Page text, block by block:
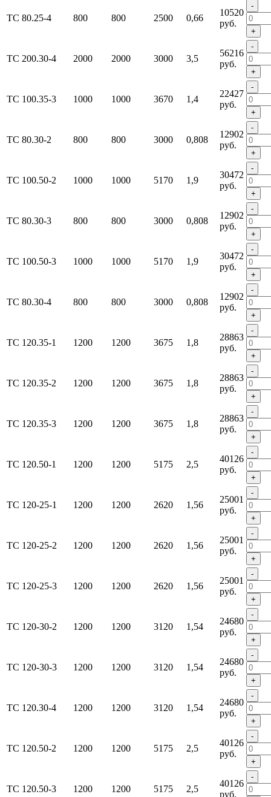
ТС 80.25-4 800 800 2500 0,66
10520
руб.
-
+
ТС 200.30-4 2000 2000 3000 3,5
56216
руб.
-
+
ТС 100.35-3 1000 1000 3670 1,4
22427
руб.
-
+
ТС 80.30-2 800 800 3000 0,808
12902
руб.
-
+
ТС 100.50-2 1000 1000 5170 1,9
30472
руб.
-
+
ТС 80.30-3 800 800 3000 0,808
12902
руб.
-
+
ТС 100.50-3 1000 1000 5170 1,9
30472
руб.
-
+
ТС 80.30-4 800 800 3000 0,808
12902
руб.
-
+
ТС 120.35-1 1200 1200 3675 1,8
28863
руб.
-
+
ТС 120.35-2 1200 1200 3675 1,8
28863
руб.
-
+
ТС 120.35-3 1200 1200 3675 1,8
28863
руб.
-
+
ТС 120.50-1 1200 1200 5175 2,5
40126
руб.
-
+
ТС 120-25-1 1200 1200 2620 1,56
25001
руб.
-
+
ТС 120-25-2 1200 1200 2620 1,56
25001
руб.
-
+
ТС 120-25-3 1200 1200 2620 1,56
25001
руб.
-
+
ТС 120-30-2 1200 1200 3120 1,54
24680
руб.
-
+
ТС 120-30-3 1200 1200 3120 1,54
24680
руб.
-
+
ТС 120.30-4 1200 1200 3120 1,54
24680
руб.
-
+
ТС 120.50-2 1200 1200 5175 2,5
40126
руб.
-
+
ТС 120.50-3 1200 1200 5175 2,5
40126
руб.
-